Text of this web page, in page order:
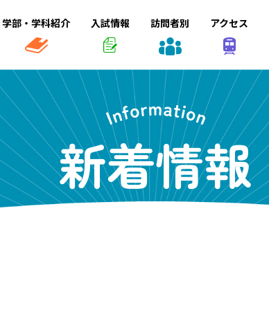
学部・学科紹介 入試情報 訪問者別 アクセス
新着情報